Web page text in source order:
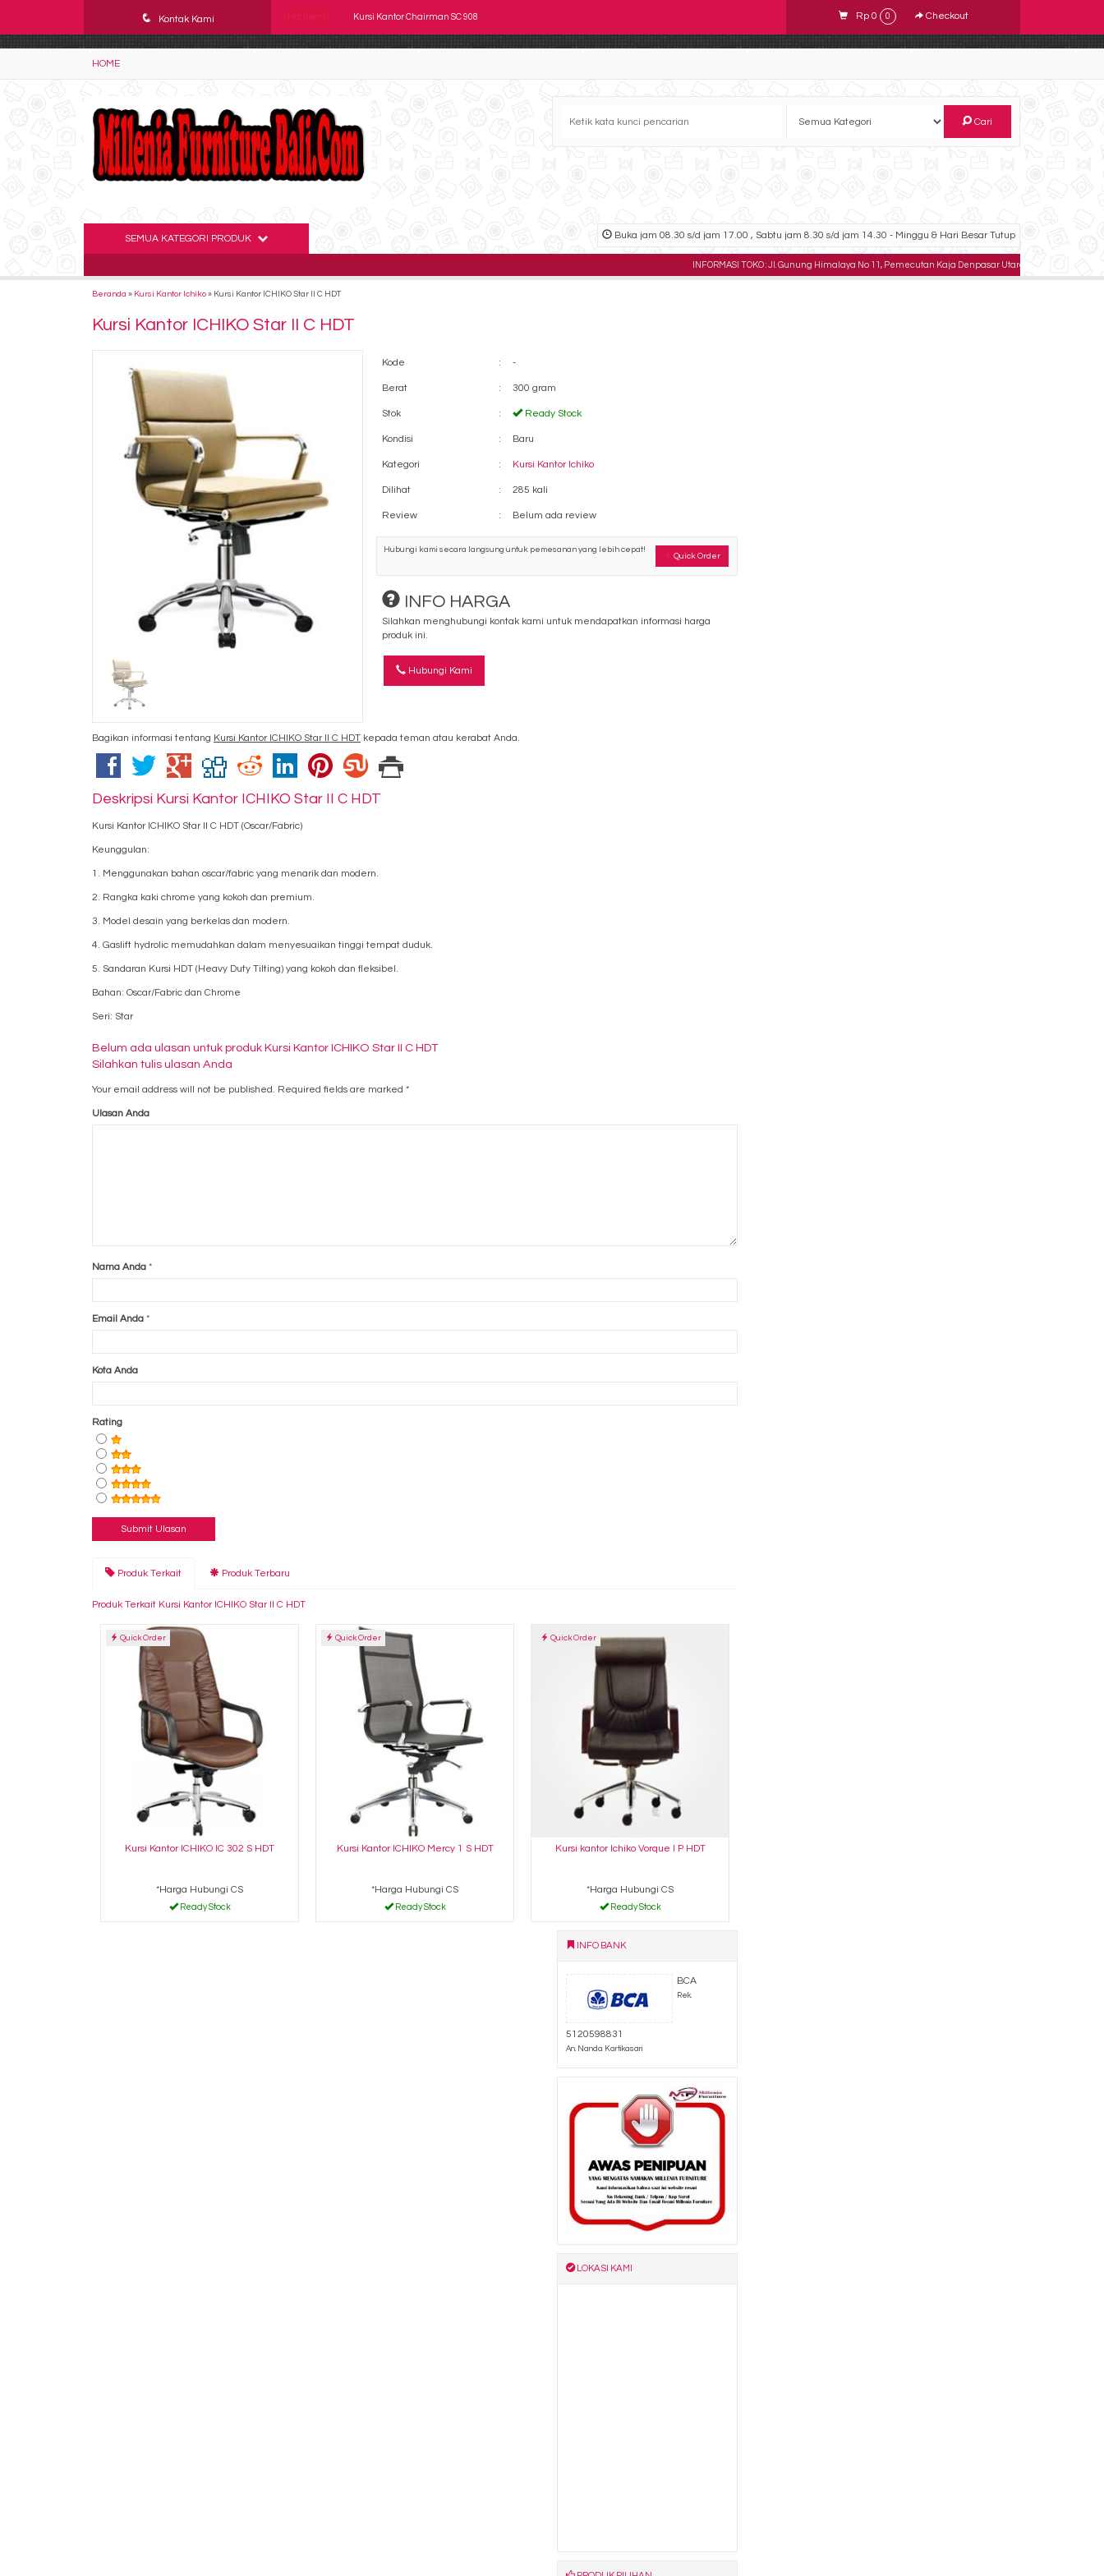
q
Kontak Kami Kursi Kantor Chairman SC 908
Kursi Direktur CHAIRMAN EC 70 LC (Leather)
Rp 0 0 Checkout
HOME
Cari
Buka jam 08.30 s/d jam 17.00 , Sabtu jam 8.30 s/d jam 14.30 - Minggu & Hari Besar Tutup
SEMUA KATEGORI PRODUK
INFORMASI TOKO : Jl. Gunung Himalaya No 11, Pemecutan Kaja Denpasar Utara, Bali .
Beranda » Kursi Kantor Ichiko » Kursi Kantor ICHIKO Star II C HDT
Kursi Kantor ICHIKO Star II C HDT
Kode : -
Berat : 300 gram
Stok : Ready Stock
Kondisi : Baru
Kategori : Kursi Kantor Ichiko
Dilihat : 285 kali
Review : Belum ada review
Quick Order
Hubungi kami secara langsung untuk pemesanan yang lebih cepat!
INFO HARGA
Silahkan menghubungi kontak kami untuk mendapatkan informasi harga
produk ini.
Hubungi Kami
Bagikan informasi tentang Kursi Kantor ICHIKO Star II C HDT kepada teman atau kerabat Anda.
Deskripsi Kursi Kantor ICHIKO Star II C HDT
Kursi Kantor ICHIKO Star II C HDT (Oscar/Fabric)
Keunggulan:
1. Menggunakan bahan oscar/fabric yang menarik dan modern.
2. Rangka kaki chrome yang kokoh dan premium.
3. Model desain yang berkelas dan modern.
4. Gaslift hydrolic memudahkan dalam menyesuaikan tinggi tempat duduk.
5. Sandaran Kursi HDT (Heavy Duty Tilting) yang kokoh dan fleksibel.
Bahan: Oscar/Fabric dan Chrome
Seri: Star
Belum ada ulasan untuk produk Kursi Kantor ICHIKO Star II C HDT
Silahkan tulis ulasan Anda
Your email address will not be published. Required fields are marked *
Ulasan Anda
Nama Anda *
Email Anda *
Kota Anda
Rating
Produk Terkait Produk Terbaru
Produk Terkait Kursi Kantor ICHIKO Star II C HDT
Quick Order
Kursi Kantor ICHIKO IC 302 S HDT
*Harga Hubungi CS
Ready Stock
Quick Order
Kursi Kantor ICHIKO Mercy 1 S HDT
*Harga Hubungi CS
Ready Stock
Quick Order
Kursi kantor Ichiko Vorque I P HDT
*Harga Hubungi CS
Ready Stock
INFO BANK
BCA
Rek.
5120598831
An. Nanda Kartikasari
LOKASI KAMI